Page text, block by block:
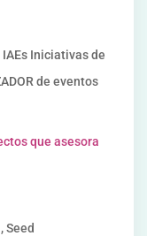
IAEs Iniciativas de
de eventos
que asesora
Seed